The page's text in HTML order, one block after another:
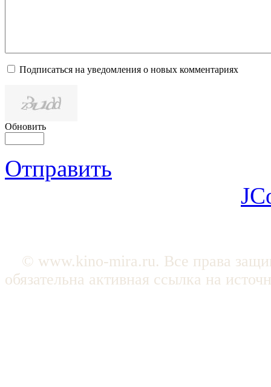
Подписаться на уведомления о новых комментариях
Обновить
Отправить
© www.kino-mira.ru. Все права
обязательна активная ссылка на